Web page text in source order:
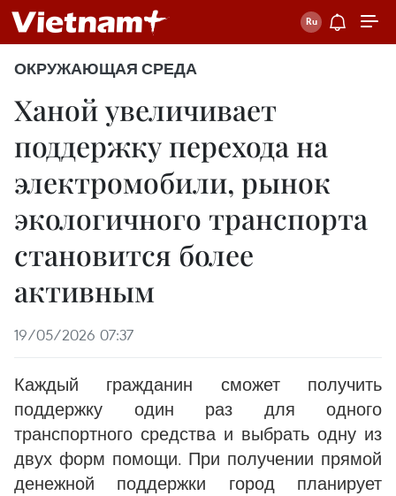
ОКРУЖАЮЩАЯ СРЕДА
Ханой увеличивает
поддержку перехода на
электромобили, рынок
экологичного транспорта
становится более
активным
19/05/2026 07:37
Каждый гражданин сможет получить
поддержку один раз для одного
транспортного средства и выбрать одну из
двух форм помощи. При получении прямой
денежной поддержки город планирует